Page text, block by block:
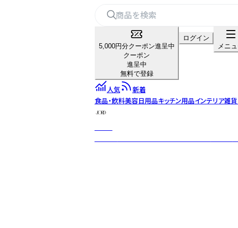
5,000円分クーポン進呈中
クーポン
進呈中
無料で登録
ログイン
メニ
人気
新着
食品・飲料美容日用品キッチン用品インテリア雑